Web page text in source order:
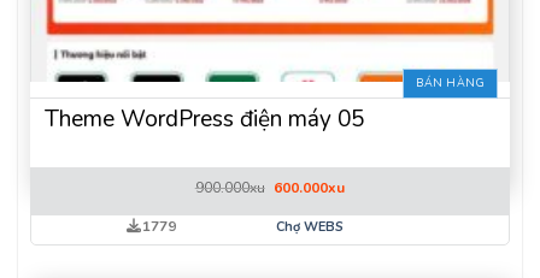
BÁN HÀNG
Theme WordPress điện máy 05
900.000xu Giá
là:
900.000xu.
600.000xuGiá
tại
1779 Chợ WEBS